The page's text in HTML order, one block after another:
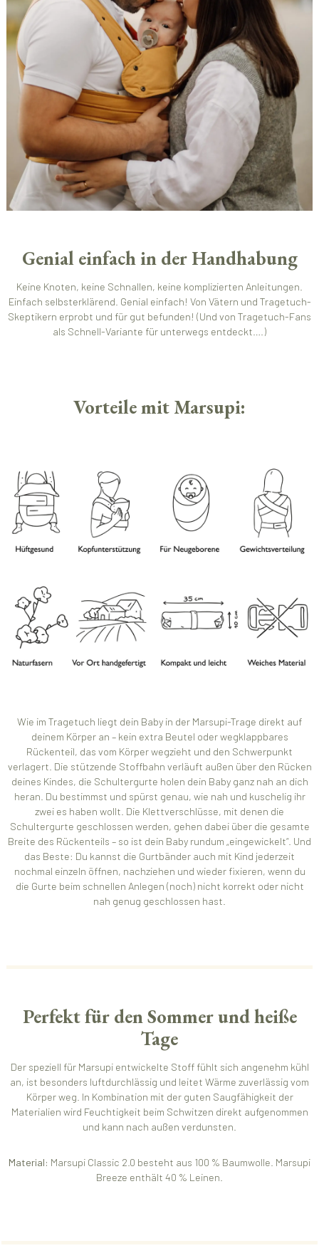
Genial einfach in der Handhabung
Keine Knoten, keine Schnallen, keine komplizierten Anleitungen.
Einfach selbsterklärend. Genial einfach! Von Vätern und Tragetuch-
Skeptikern erprobt und für gut befunden! (Und von Tragetuch-Fans
als Schnell-Variante für unterwegs entdeckt….)
Vorteile mit Marsupi:
Wie im Tragetuch liegt dein Baby in der Marsupi-Trage direkt auf
deinem Körper an – kein extra Beutel oder wegklappbares
Rückenteil, das vom Körper wegzieht und den Schwerpunkt
verlagert. Die stützende Stoffbahn verläuft außen über den Rücken
deines Kindes, die Schultergurte holen dein Baby ganz nah an dich
heran. Du bestimmst und spürst genau, wie nah und kuschelig ihr
zwei es haben wollt. Die Klettverschlüsse, mit denen die
Schultergurte geschlossen werden, gehen dabei über die gesamte
Breite des Rückenteils – so ist dein Baby rundum „eingewickelt“. Und
das Beste: Du kannst die Gurtbänder auch mit Kind jederzeit
nochmal einzeln öffnen, nachziehen und wieder fixieren, wenn du
die Gurte beim schnellen Anlegen (noch) nicht korrekt oder nicht
nah genug geschlossen hast.
Perfekt für den Sommer und heiße
Tage
Der speziell für Marsupi entwickelte Stoff fühlt sich angenehm kühl
an, ist besonders luftdurchlässig und leitet Wärme zuverlässig vom
Körper weg. In Kombination mit der guten Saugfähigkeit der
Materialien wird Feuchtigkeit beim Schwitzen direkt aufgenommen
und kann nach außen verdunsten.
Material: Marsupi Classic 2.0 besteht aus 100 % Baumwolle. Marsupi
Breeze enthält 40 % Leinen.